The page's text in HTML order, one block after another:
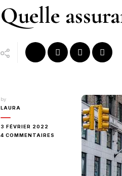
Quelle
by
LAURA
3 FÉVRIER 2022
4 COMMENTAIRES
ASSURANCE